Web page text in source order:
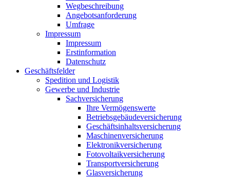
Wegbeschreibung
Angebotsanforderung
Umfrage
Impressum
Impressum
Erstinformation
Datenschutz
Geschäftsfelder
Spedition und Logistik
Gewerbe und Industrie
Sachversicherung
Ihre Vermögenswerte
Betriebsgebäudeversicherung
Geschäftsinhaltsversicherung
Maschinenversicherung
Elektronikversicherung
Fotovoltaikversicherung
Transportversicherung
Glasversicherung